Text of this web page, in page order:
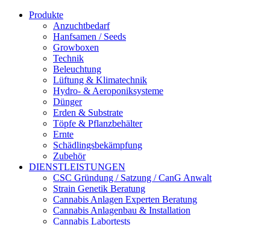
Produkte
Anzuchtbedarf
Hanfsamen / Seeds
Growboxen
Technik
Beleuchtung
Lüftung & Klimatechnik
Hydro- & Aeroponiksysteme
Dünger
Erden & Substrate
Töpfe & Pflanzbehälter
Ernte
Schädlingsbekämpfung
Zubehör
DIENSTLEISTUNGEN
CSC Gründung / Satzung / CanG Anwalt
Strain Genetik Beratung
Cannabis Anlagen Experten Beratung
Cannabis Anlagenbau & Installation
Cannabis Labortests